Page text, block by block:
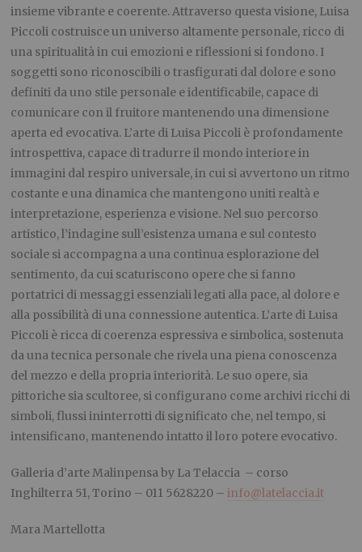
insieme vibrante e coerente. Attraverso questa visione, Luisa
Piccoli costruisce un universo altamente personale, ricco di
una spiritualità in cui emozioni e riflessioni si fondono. I
soggetti sono riconoscibili o trasfigurati dal dolore e sono
definiti da uno stile personale e identificabile, capace di
comunicare con il fruitore mantenendo una dimensione
aperta ed evocativa. L’arte di Luisa Piccoli è profondamente
introspettiva, capace di tradurre il mondo interiore in
immagini dal respiro universale, in cui si avvertono un ritmo
costante e una dinamica che mantengono uniti realtà e
interpretazione, esperienza e visione. Nel suo percorso
artistico, l’indagine sull’esistenza umana e sul contesto
sociale si accompagna a una continua esplorazione del
sentimento, da cui scaturiscono opere che si fanno
portatrici di messaggi essenziali legati alla pace, al dolore e
alla possibilità di una connessione autentica. L’arte di Luisa
Piccoli è ricca di coerenza espressiva e simbolica, sostenuta
da una tecnica personale che rivela una piena conoscenza
del mezzo e della propria interiorità. Le suo opere, sia
pittoriche sia scultoree, si configurano come archivi ricchi di
simboli, flussi ininterrotti di significato che, nel tempo, si
intensificano, mantenendo intatto il loro potere evocativo.
Galleria d’arte Malinpensa by La Telaccia – corso
Inghilterra 51, Torino – 011 5628220 –info@latelaccia.it
Mara Martellotta